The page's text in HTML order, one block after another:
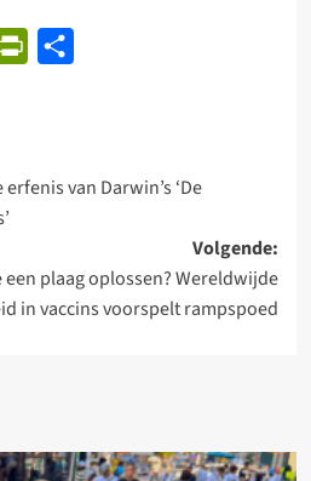
PrintFriendly
van Darwin’s ‘De
Volgende:
plaag oplossen? Wereldwijde
in vaccins voorspelt rampspoed